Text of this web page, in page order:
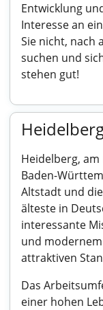
Entwicklung
Interesse an
Sie nicht, nach
suchen und
stehen gut!
Heidelberg,
Baden-
Altstadt und
älteste in
interessante
und
attraktiven
Das
einer hohen